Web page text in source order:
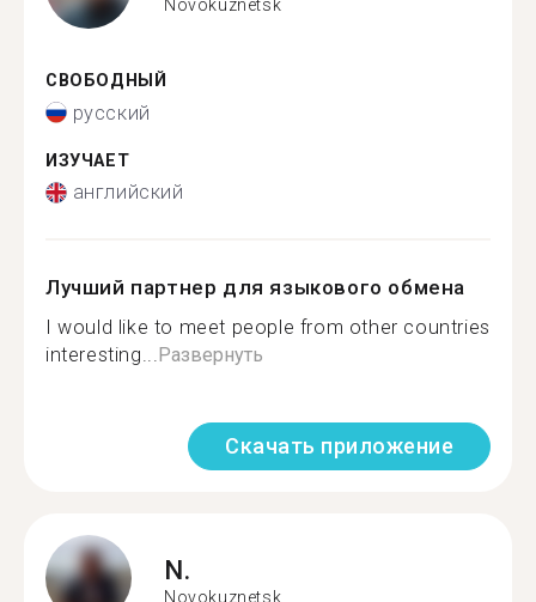
Novokuznetsk
СВОБОДНЫЙ
русский
ИЗУЧАЕТ
английский
Лучший партнер для языкового обмена
I would like to meet people from other countries
interesting...Развернуть
Скачать приложение
N.
Novokuznetsk